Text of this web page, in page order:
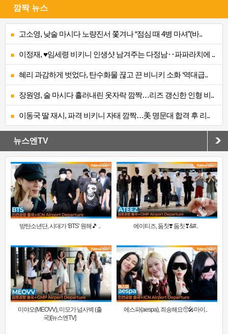
깜짝 뉴스
고소영, 낮술 마시다 노량진서 쫓겨나 “점심 때 4병 마셔”(바..
이정재, ♥임세령 비키니 인생샷 남겨주는 다정남‥파파라치에 ..
혜리 과감하게 벗었다, 탄수화물 끊고 끈 비니키 소화 ‘역대급..
장원영, 술 마시다 흘러내린 옷자락 깜짝…리즈 갱신한 인형 비..
이동국 딸 재시, 파격 비키니 자태 깜짝…美 명문대 합격 후 리..
뉴스엔TV
방탄소년단, 시대가 ‘BTS’ 원해🎵 .. 에이티즈, 둠칫❣️ 둠칫❣&#..
미야오(MEOVV), 미모가 넘사벽 (출
국)[뉴스엔TV]
에스파(aespa), 죄송해요🥺🎤마이..